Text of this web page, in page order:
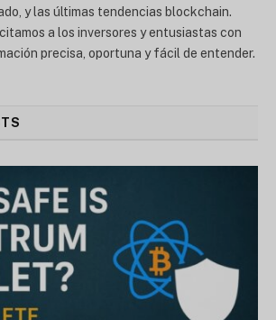
y las últimas tendencias blockchain.
a los inversores y entusiastas con
precisa, oportuna y fácil de entender.